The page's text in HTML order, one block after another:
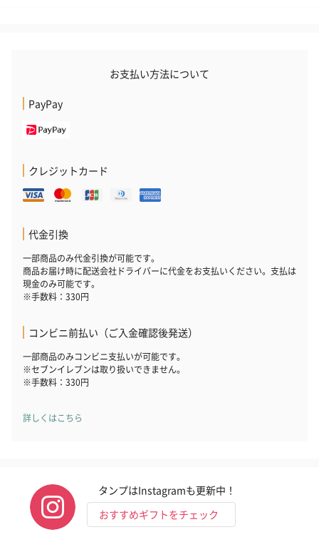
レープフルーツ）
リラックスグッズを同梱してお届けします。
（ブルー）（748円）
（イエロー）（748円）
ハンドタオル・ハンカチ
お支払い方法について
PayPay
クレジットカード
代金引換
一部商品のみ代金引換が可能です。
商品お届け時に配送会社ドライバーに代金をお支払いください。支払は
現金のみ可能です。
※手数料：330円
コンビニ前払い（ご入金確認後発送）
一部商品のみコンビニ支払いが可能です。
※セブンイレブンは取り扱いできません。
※手数料：330円
詳しくはこちら
タンプはInstagramも更新中！
おすすめギフトをチェック